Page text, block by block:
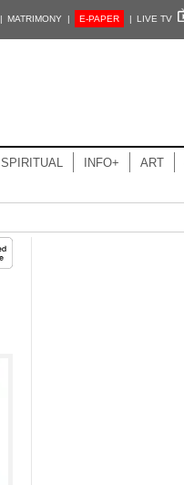
MATRIMONY | E-PAPER | LIVE TV
SPIRITUAL INFO+ ART